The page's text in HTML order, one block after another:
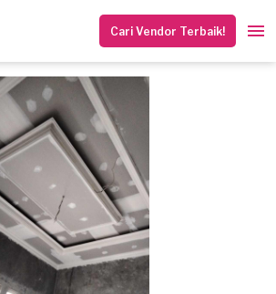
Cari Vendor Terbaik!